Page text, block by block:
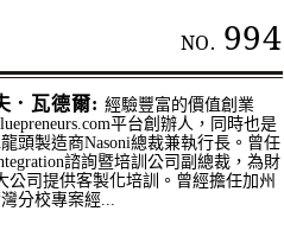
NO. 994
．瓦德爾: 經驗豐富的價值創業
平台創辦人，同時也是
頭製造商Nasoni總裁兼執行長。曾任
諮詢暨培訓公司副總裁，為財
公司提供客製化培訓。曾經擔任加州
分校專案經...